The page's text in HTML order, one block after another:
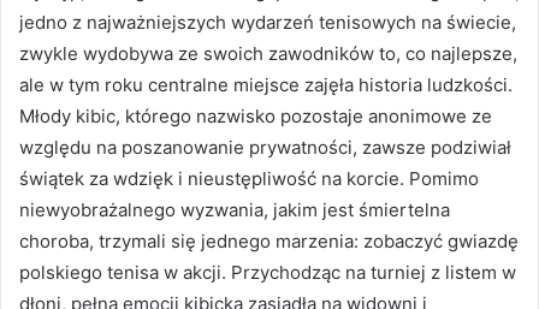
jedno z najważniejszych wydarzeń tenisowych na świecie,
zwykle wydobywa ze swoich zawodników to, co najlepsze,
ale w tym roku centralne miejsce zajęła historia ludzkości.
Młody kibic, którego nazwisko pozostaje anonimowe ze
względu na poszanowanie prywatności, zawsze podziwiał
świątek za wdzięk i nieustępliwość na korcie. Pomimo
niewyobrażalnego wyzwania, jakim jest śmiertelna
choroba, trzymali się jednego marzenia: zobaczyć gwiazdę
polskiego tenisa w akcji. Przychodząc na turniej z listem w
dłoni, pełna emocji kibicka zasiadła na widowni i